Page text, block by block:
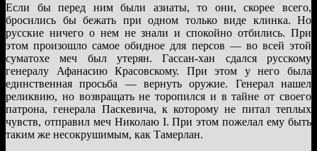
Если бы перед ним были азиаты, то они, скорее всего,
бросились бы бежать при одном только виде клинка. Но
русские ничего о нем не знали и спокойно отбились. При
этом произошло самое обидное для персов — во всей этой
суматохе меч был утерян. Гассан-хан сдался русскому
генералу Афанасию Красовскому. При этом у него была
единственная просьба — вернуть оружие. Генерал нашел
реликвию, но возвращать не торопился и в тайне от своего
патрона, генерала Паскевича, к которому не питал теплых
чувств, отправил меч Николаю I. При этом пожелал ему быть
таким же несокрушимым, как Тамерлан.